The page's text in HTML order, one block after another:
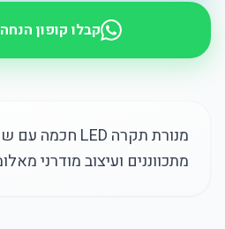
קבלו קופון
מתכווננים ועיצוב מודרני